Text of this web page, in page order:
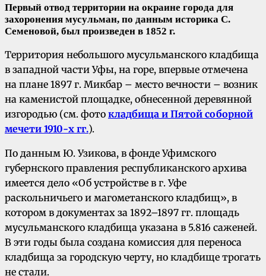
Первый отвод территории на окраине города для
захоронения мусульман, по данным историка С.
Семеновой, был произведен в 1852 г.
Территория небольшого мусульманского кладбища
в западной части Уфы, на горе, впервые отмечена
на плане 1897 г. Микбар – место вечности – возник
на каменистой площадке, обнесенной деревянной
изгородью (см. фото кладбища и Пятой соборной
мечети 1910-х гг.).
По данным Ю. Узикова, в фонде Уфимского
губернского правления республиканского архива
имеется дело «Об устройстве в г. Уфе
раскольничьего и магометанского кладбищ», в
котором в документах за 1892–1897 гг. площадь
мусульманского кладбища указана в 5.816 саженей.
В эти годы была создана комиссия для переноса
кладбища за городскую черту, но кладбище трогать
не стали.